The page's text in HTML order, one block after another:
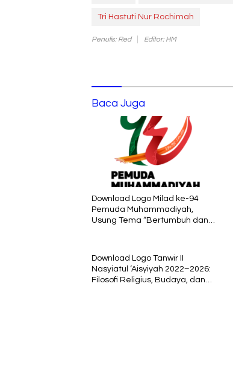
Tri Hastuti Nur Rochimah
Penulis: Red Editor: HM
Baca Juga
Download Logo Milad ke-94
Pemuda Muhammadiyah,
Usung Tema “Bertumbuh dan
Download Logo Tanwir II
Nasyiatul ‘Aisyiyah 2022–2026:
Filosofi Religius, Budaya, dan